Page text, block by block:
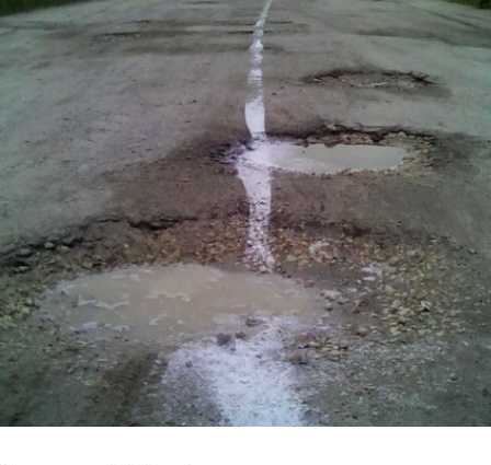
Перейти к основному содержанию